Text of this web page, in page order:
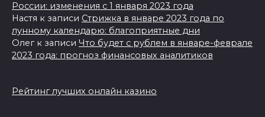
России: изменения с 1 января 2023 года
Настя к записи Стрижка в январе 2023 года по
лунному календарю: благоприятные дни
Олегк записи Что будет с рублем в январе-феврале
2023 года: прогноз финансовых аналитиков
Рейтинг лучших онлайн казино